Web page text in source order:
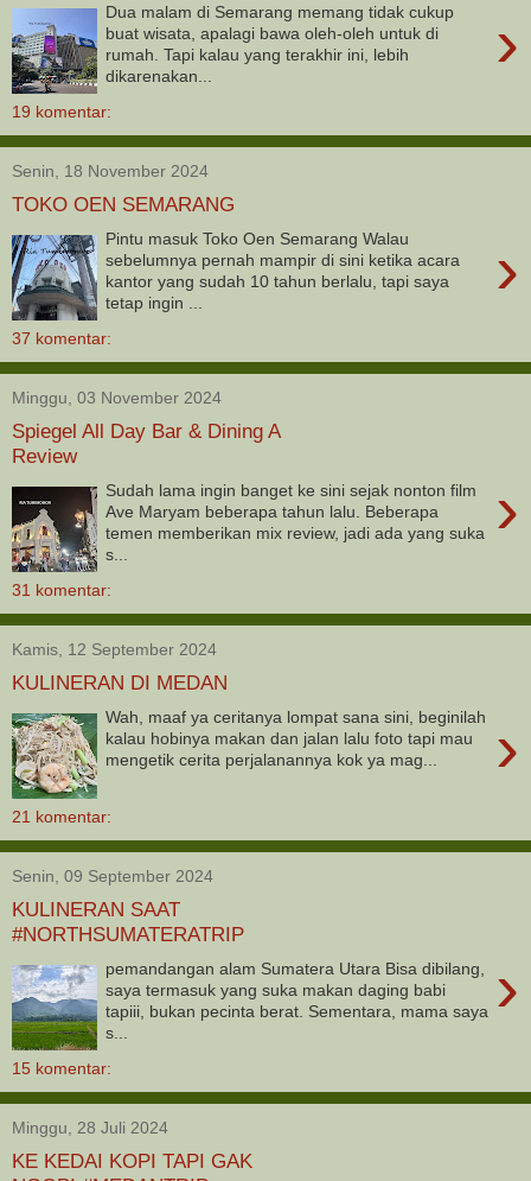
›
Dua malam di Semarang memang tidak cukup
buat wisata, apalagi bawa oleh-oleh untuk di
rumah. Tapi kalau yang terakhir ini, lebih
dikarenakan...
19 komentar:
Senin, 18 November 2024
TOKO OEN SEMARANG
›
Pintu masuk Toko Oen Semarang Walau
sebelumnya pernah mampir di sini ketika acara
kantor yang sudah 10 tahun berlalu, tapi saya
tetap ingin ...
37 komentar:
Minggu, 03 November 2024
Spiegel All Day Bar & Dining A
Review
›
Sudah lama ingin banget ke sini sejak nonton film
Ave Maryam beberapa tahun lalu. Beberapa
temen memberikan mix review, jadi ada yang suka
s...
31 komentar:
Kamis, 12 September 2024
KULINERAN DI MEDAN
›
Wah, maaf ya ceritanya lompat sana sini, beginilah
kalau hobinya makan dan jalan lalu foto tapi mau
mengetik cerita perjalanannya kok ya mag...
21 komentar:
Senin, 09 September 2024
KULINERAN SAAT
#NORTHSUMATERATRIP
›
pemandangan alam Sumatera Utara Bisa dibilang,
saya termasuk yang suka makan daging babi
tapiii, bukan pecinta berat. Sementara, mama saya
s...
15 komentar:
Minggu, 28 Juli 2024
KE KEDAI KOPI TAPI GAK